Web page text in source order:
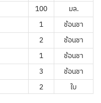
100
มล.
1
ช้อนชา
2
ช้อนชา
1
ช้อนชา
3
ช้อนชา
2 ใบ